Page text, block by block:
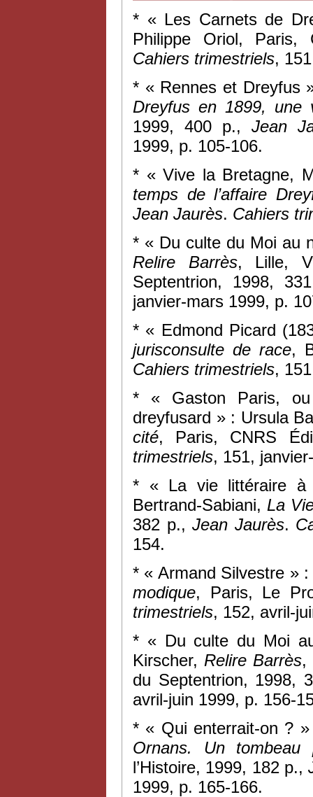
* « Les Carnets de
Philippe Oriol,
Cahiers trimestriels,
* « Rennes et Dreyfus
Dreyfus en 1899, une
1999, 400 p., Jean
1999, p. 105-106.
* « Vive la Bretagne,
temps de l’affaire
Jean Jaurès. Cahiers
* « Du culte du Moi au
Relire Barrès, Lille,
Septentrion, 1998,
janvier-mars 1999, p.
* « Edmond Picard
jurisconsulte de race,
Cahiers trimestriels,
* « Gaston Paris,
dreyfusard » : Ursula
cité, Paris, CNRS
trimestriels, 151,
* « La vie littéraire à
Bertrand-Sabiani, La
382 p.,Jean Jaurès.
154.
* « Armand Silvestre »
modique, Paris, Le
trimestriels, 152, avril-
* « Du culte du Moi
Kirscher, Relire Barrès,
du Septentrion, 1998,
avril-juin 1999, p. 156-
* « Qui enterrait-on ?
Ornans. Un tombeau
l’Histoire, 1999, 182 p.,
1999, p. 165-166.